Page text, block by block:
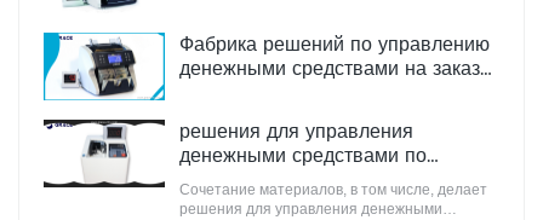
Производитель | Милость
Фабрика решений по управлению
денежными средствами на заказ
решения для управления
денежными средствами по
оптовым ценам | Милость
Сочетание материалов, в том числе, делает
решения для управления денежными